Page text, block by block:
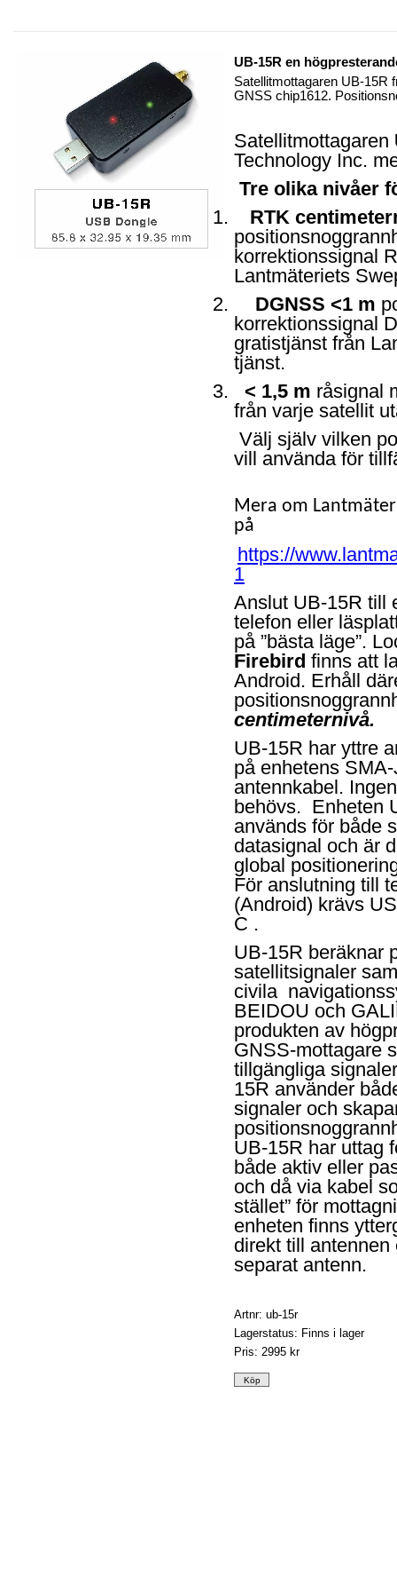
UB-15R en
Satellitmottagaren UB-15R
GNSS chip1612.
Satellitmottagaren
Technology Inc.
Tre olika nivåer
1.
RTK
korrektionssignal
Lantmäteriets
2.
DGNSS <1 m
korrektionssignal
gratistjänst från
tjänst.
3.
< 1,5 m råsignal
från varje satellit
Välj själv vilken
vill använda för
Mera om
på
https://
1
Anslut UB-15R till
telefon eller
på ”bästa läge”.
Firebird finns att
Android. Erhåll
centimeternivå.
UB-15R har yttre
på enhetens
antennkabel.
behövs. Enheten
används för både
datasignal och är
global
För anslutning till
(Android) krävs
C .
UB-15R beräknar
satellitsignaler
civila
BEIDOU och
produkten av
GNSS-mottagare
tillgängliga
15R använder
signaler och
UB-15R har uttag
både aktiv eller
och då via kabel
stället” för
enheten finns
direkt till
separat antenn.
Artnr: ub-15r
Lagerstatus: Finns i lager
Pris: 2995 kr